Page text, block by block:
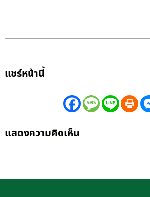
แชร์หน้านี้
แสดงความคิดเห็น